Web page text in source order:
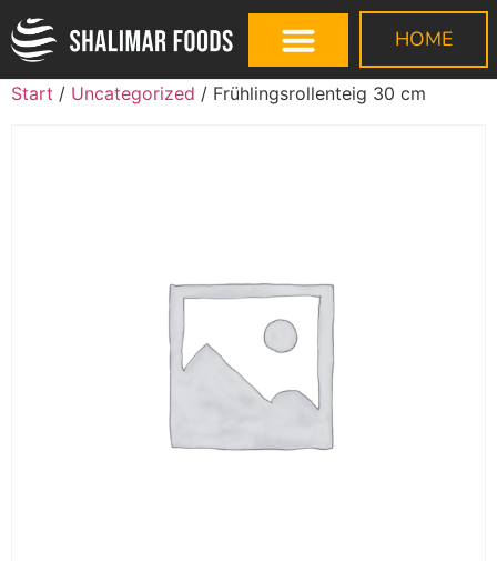
HOME
Start / Uncategorized / Frühlingsrollenteig 30 cm